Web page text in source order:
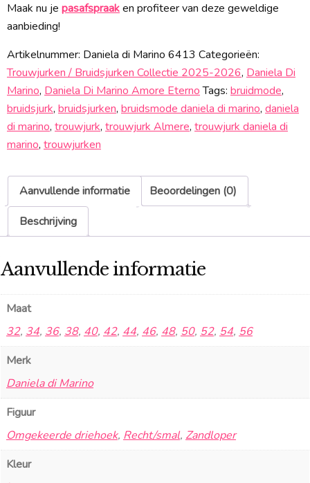
Maak nu je pasafspraaken profiteer van deze geweldige
aanbieding!
Artikelnummer: Daniela di Marino 6413 Categorieën:
Trouwjurken / Bruidsjurken Collectie 2025-2026, Daniela Di
Marino, Daniela Di Marino Amore Eterno Tags: bruidmode,
bruidsjurk, bruidsjurken, bruidsmode daniela di marino, daniela
di marino, trouwjurk, trouwjurk Almere, trouwjurk daniela di
marino, trouwjurken
Aanvullende informatie
Beoordelingen (0)
Beschrijving
Aanvullende informatie
Maat
32, 34, 36, 38, 40, 42, 44, 46, 48, 50, 52, 54, 56
Merk
Daniela di Marino
Figuur
Omgekeerde driehoek, Recht/smal, Zandloper
Kleur